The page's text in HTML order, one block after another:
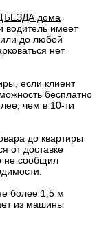
дома
водитель имеет
или до любой
нет
если клиент
бесплатно
чем в 10-ти
до квартиры
от доставке
не сообщил
более 1,5 м
из машины